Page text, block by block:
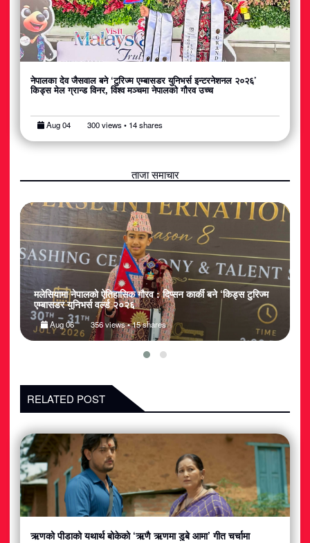
नेपालका देव जैसवाल बने ‘टुरिज्म एम्बासडर युनिभर्स इन्टरनेशनल २०२६’
किड्स मेल ग्रान्ड विनर, विश्व मञ्चमा नेपालको गौरव उच्च
Aug 04 300 views • 14 shares
ताजा समाचार
मलेसियामा नेपालको ऐतिहासिक गौरव : दिप्सन कार्की बने ‘किड्स टुरिज्म
एम्बासडर युनिभर्स वर्ल्ड २०२६
Aug 06 356 views • 15 shares
RELATED POST
ऋणको पीडाको यथार्थ बोकेको ‘ऋणै ऋणमा डुबे आमा’ गीत चर्चामा